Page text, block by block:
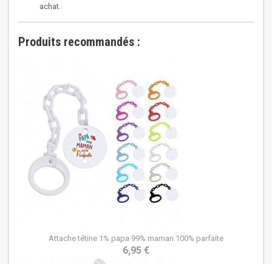
achat.
Produits recommandés :
Attache tétine 1% papa 99% maman 100% parfaite
6,95 €